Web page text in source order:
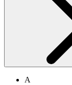
А